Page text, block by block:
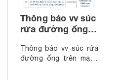
Thông báo vv súc
rửa đường ống
(Tháng 6.2026)
Thông báo vv súc rửa
đường ống trên mạng